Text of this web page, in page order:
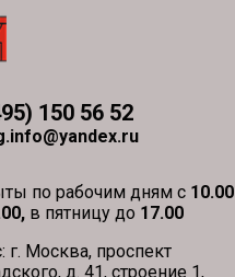
150 56 52
по рабочим дням с 10.00
в пятницу до 17.00
г. Москва, проспект
д. 41, строение 1,